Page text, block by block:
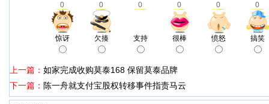
0 0 0 0 0 0
惊讶 欠揍 支持 很棒 愤怒 搞笑
上一篇： 如家完成收购莫泰168 保留莫泰品牌
下一篇： 陈一舟就支付宝股权转移事件指责马云